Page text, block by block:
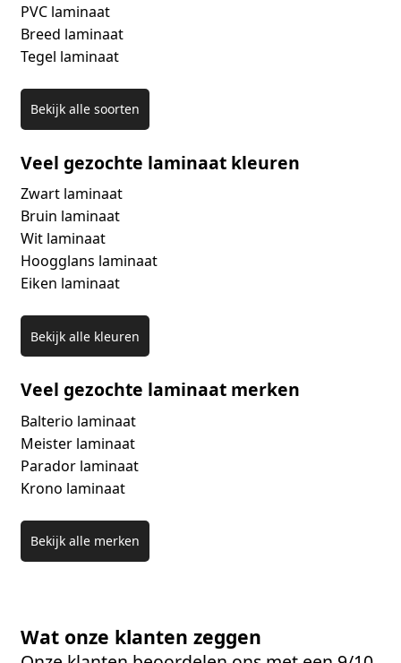
PVC laminaat
Breed laminaat
Tegel laminaat
Bekijk alle soorten
Veel gezochte laminaat kleuren
Zwart laminaat
Bruin laminaat
Wit laminaat
Hoogglans laminaat
Eiken laminaat
Bekijk alle kleuren
Veel gezochte laminaat merken
Balterio laminaat
Meister laminaat
Parador laminaat
Krono laminaat
Bekijk alle merken
Wat onze klanten zeggen